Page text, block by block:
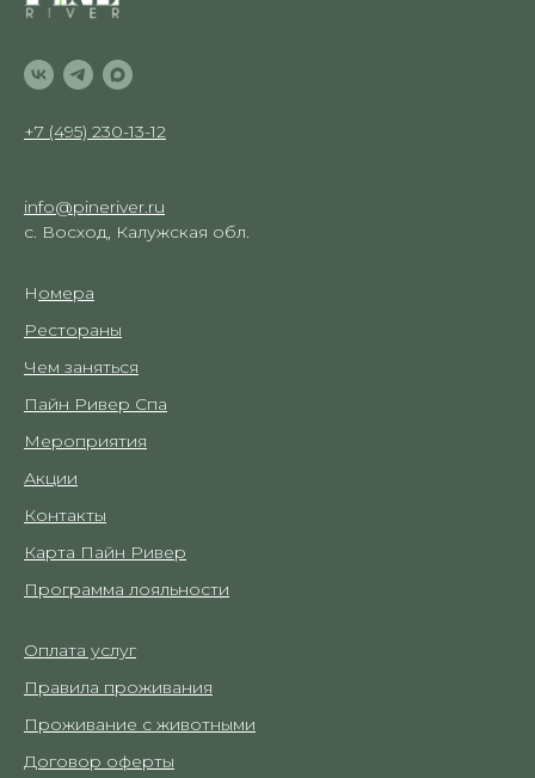
+7 (495) 230-13-12
info@pineriver.ru
с. Восход, Калужская обл.
Номера
Рестораны
Чем заняться
Пайн Ривер Спа
Мероприятия
Акции
Контакты
Карта Пайн Ривер
Программа лояльности
Оплата услуг
Правила проживания
Проживание с животными
Договор оферты